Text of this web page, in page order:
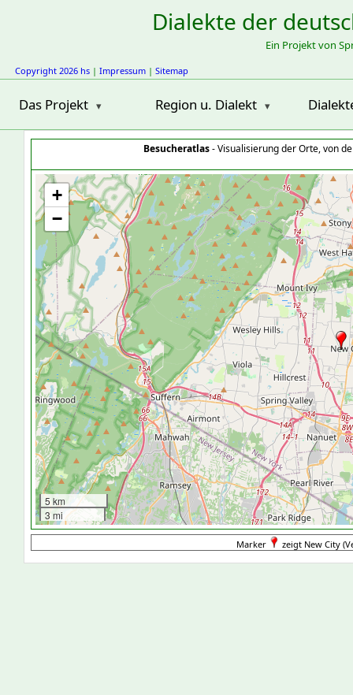
Dialekte der
Ein Projekt von
Copyright 2026 hs | Impressum | Sitemap
Das Projekt Region u. Dialekt
Besucheratlas- Visualisierung der Orte, von
+
−
5 km
3 mi
Marker zeigt New City